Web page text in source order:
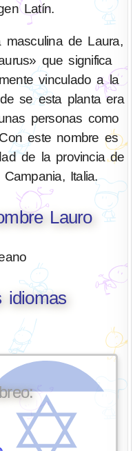
Latín.
de Laura,
que significa
vinculado a la
se esta planta era
personas como
este nombre es
de la provincia de
Italia.
Lauro
idiomas